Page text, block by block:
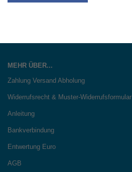
MEHR ÜBER...
Zahlung Versand Abholung
Widerrufsrecht & Muster-Widerrufsformular
Anleitung
Bankverbindung
Entwertung Euro
AGB